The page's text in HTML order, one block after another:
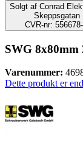
Solgt af Conrad
Skeppsgatan
CVR-nr:
SWG 8x80mm
Varenummer:
Dette produkt er